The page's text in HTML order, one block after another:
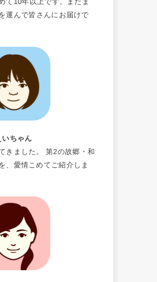
て10年以上です。まだま
運んで皆さんにお届けで
いちゃん
きました。 第2の故郷・和
、愛情こめてご紹介しま